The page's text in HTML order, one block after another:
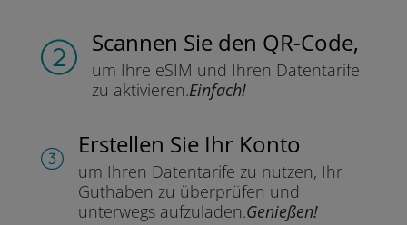
Scannen Sie den QR-Code,
um Ihre eSIM und Ihren Datentarife
zu aktivieren.Einfach!
Erstellen Sie Ihr Konto
um Ihren Datentarife zu nutzen, Ihr
Guthaben zu überprüfen und
unterwegs aufzuladen.Genießen!